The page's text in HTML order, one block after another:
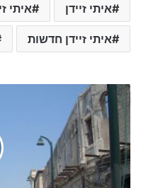
איתי זיידן איתי
איתי זיידן חדשות
ה
ת
ס
ק
ו
ת